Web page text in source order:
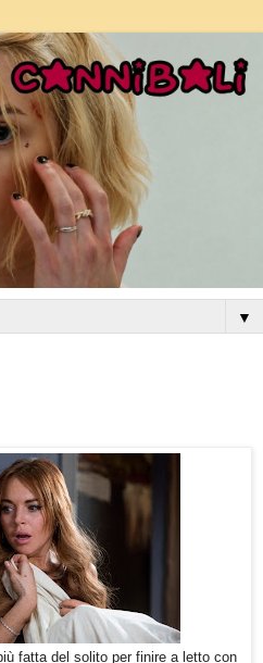
▼
fatta del solito per finire a letto con